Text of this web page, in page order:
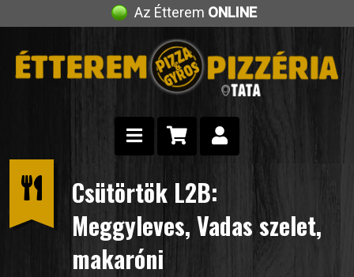
Az Étterem ONLINE
Csütörtök L2B:
Meggyleves, Vadas szelet,
makaróni